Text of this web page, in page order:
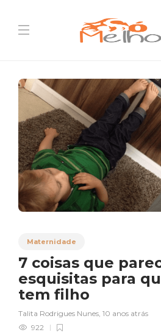
Maternidade
7 coisas que
esquisitas para
tem filho
Talita Rodrigues Nunes, 10 anos atrás
922